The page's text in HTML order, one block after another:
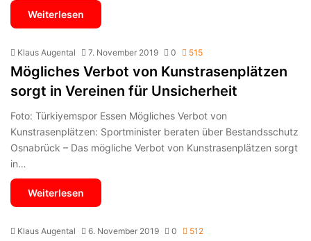
Weiterlesen
Klaus Augental 7. November 2019 0 515
Mögliches Verbot von Kunstrasenplätzen
sorgt in Vereinen für Unsicherheit
Foto: Türkiyemspor Essen Mögliches Verbot von
Kunstrasenplätzen: Sportminister beraten über Bestandsschutz
Osnabrück – Das mögliche Verbot von Kunstrasenplätzen sorgt
in…
Weiterlesen
Klaus Augental 6. November 2019 0 512